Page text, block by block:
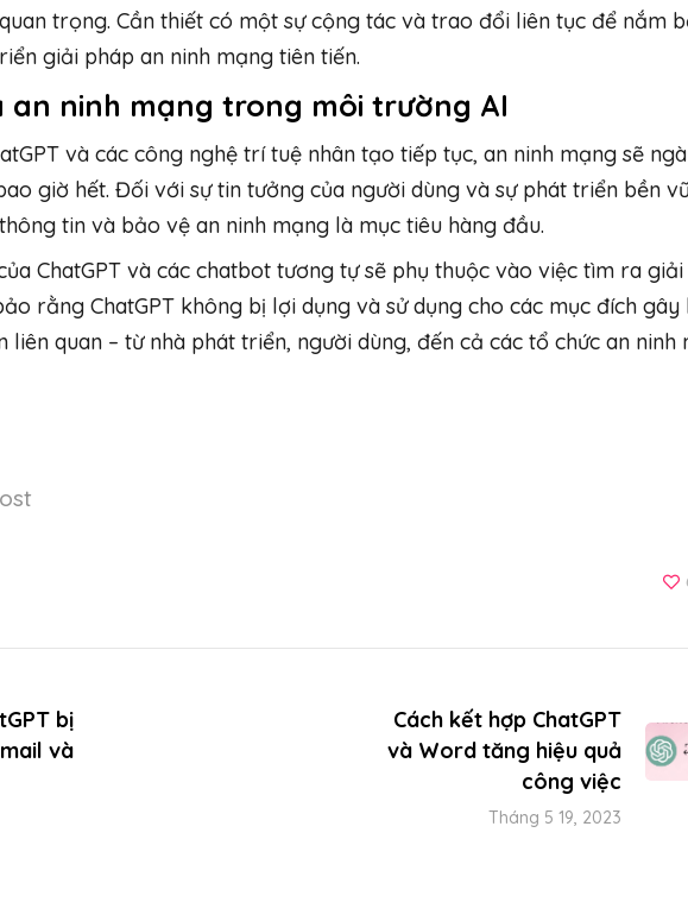
trọng. Cần thiết có một sự cộng tác và trao đổi liên tục để nắm
giải pháp an ninh mạng tiên tiến.
ninh mạng trong môi trường AI
và các công nghệ trí tuệ nhân tạo tiếp tục, an ninh mạng sẽ
giờ hết. Đối với sự tin tưởng của người dùng và sự phát triển bền
tin và bảo vệ an ninh mạng là mục tiêu hàng đầu.
ChatGPT và các chatbot tương tự sẽ phụ thuộc vào việc tìm ra
rằng ChatGPT không bị lợi dụng và sử dụng cho các mục đích gây
quan – từ nhà phát triển, người dùng, đến cả các tổ chức an ninh
bị
và
Cách kết hợp ChatGPT
và Word tăng hiệu quả
công việc
Tháng 5 19, 2023